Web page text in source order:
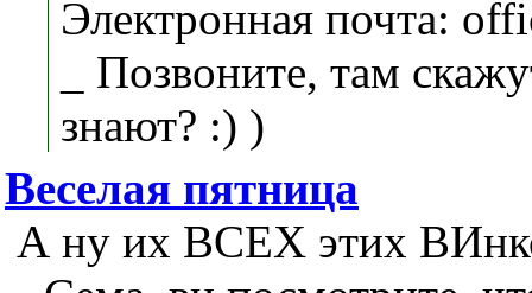
Электронная почта:
_ Позвоните, там
знают? :) )
Веселая пятница
А ну их ВСЕХ этих